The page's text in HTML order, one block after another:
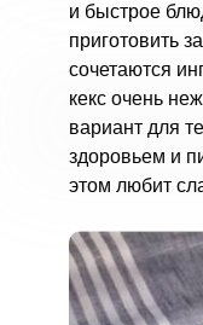
и быстрое
приготовить
сочетаются
кекс очень
вариант для
здоровьем и
этом любит